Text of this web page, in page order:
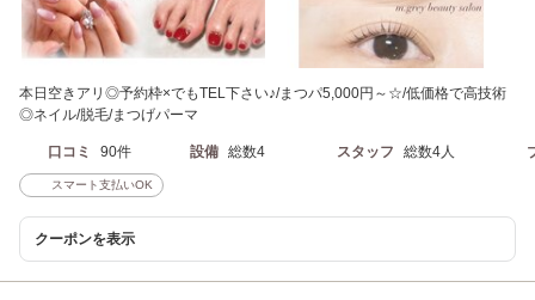
本日空きアリ◎予約枠×でもTEL下さい♪/まつパ5,000円～☆/低価格で高技術
◎ネイル/脱毛/まつげパーマ
口コミ 90件 設備 総数4 スタッフ 総数4人
スマート支払いOK
クーポンを表示